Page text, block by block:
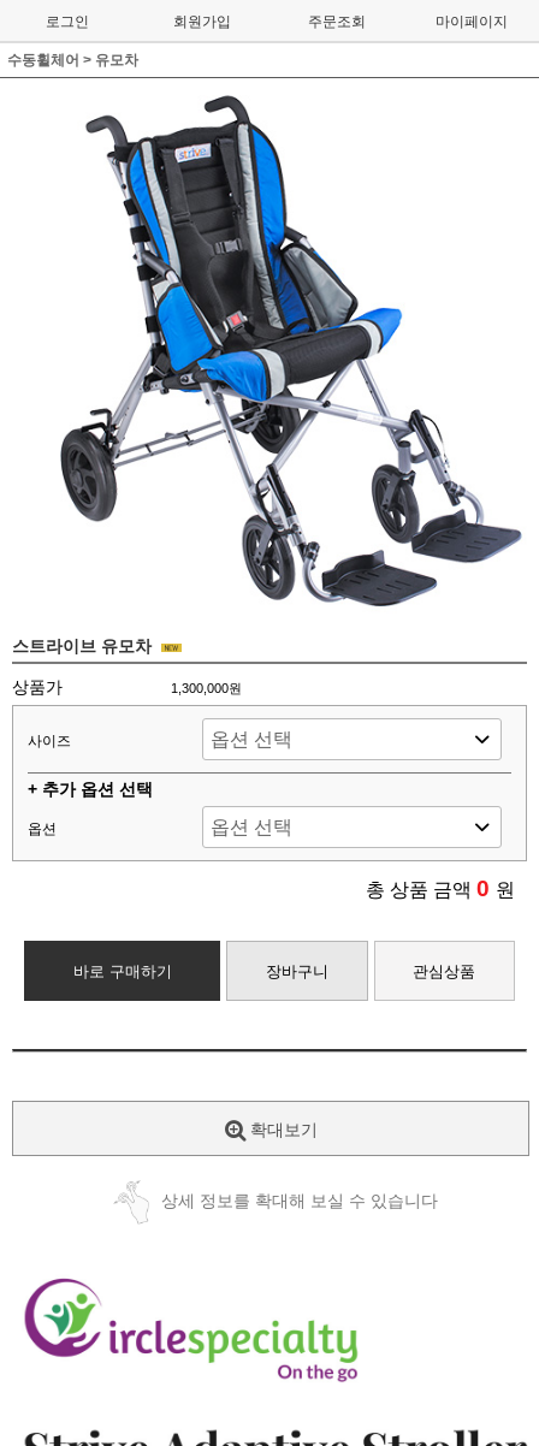
로그인 회원가입 주문조회 마이페이지
수동휠체어 > 유모차
스트라이브 유모차
상품가 1,300,000원
사이즈
+ 추가 옵션 선택
옵션
총 상품 금액 0 원
바로 구매하기 장바구니 관심상품
확대보기
상세 정보를 확대해 보실 수 있습니다